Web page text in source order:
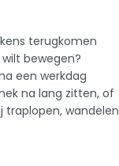
terugkomen
wilt bewegen?
een werkdag
na lang zitten, of
traplopen, wandelen